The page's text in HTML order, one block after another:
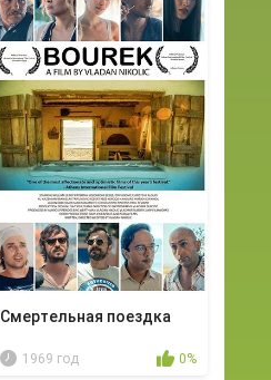
Смертельная поездка
1969 год 0%